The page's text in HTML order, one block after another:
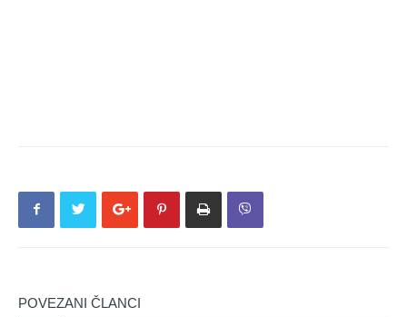
POVEZANI ČLANCI